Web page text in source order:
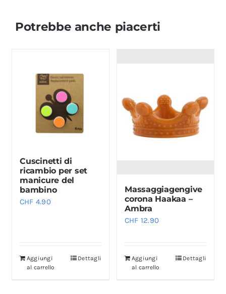
Potrebbe anche piacerti
Cuscinetti di
ricambio per set
manicure del
bambino
CHF 4.90
Aggiungi
al carrello
Dettagli
Massaggiagengive
corona Haakaa –
Ambra
CHF 12.90
Aggiungi
al carrello
Dettagli